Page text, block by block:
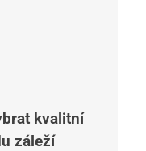
kvalitní
záleží